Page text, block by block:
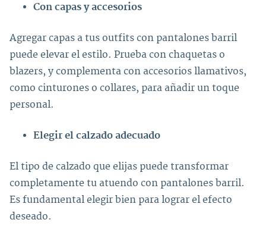
Con capas y accesorios
Agregar capas a tus outfits con pantalones barril
puede elevar el estilo. Prueba con chaquetas o
blazers, y complementa con accesorios llamativos,
como cinturones o collares, para añadir un toque
personal.
Elegir el calzado adecuado
El tipo de calzado que elijas puede transformar
completamente tu atuendo con pantalones barril.
Es fundamental elegir bien para lograr el efecto
deseado.